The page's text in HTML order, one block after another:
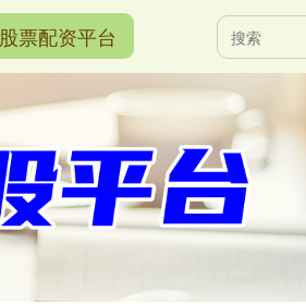
股票配资平台